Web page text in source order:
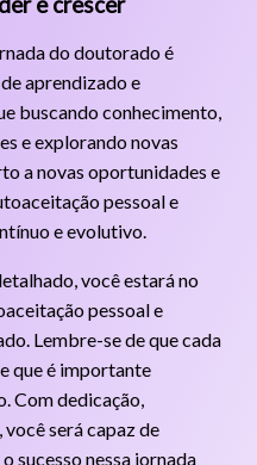
do doutorado é
aprendizado e
buscando conhecimento,
e explorando novas
a novas oportunidades e
pessoal e
e evolutivo.
você estará no
pessoal e
Lembre-se de que cada
que é importante
Com dedicação,
será capaz de
sucesso nessa jornada